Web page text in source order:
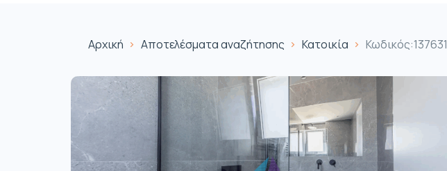
Αρχική Αποτελέσματα αναζήτησης Κατοικία